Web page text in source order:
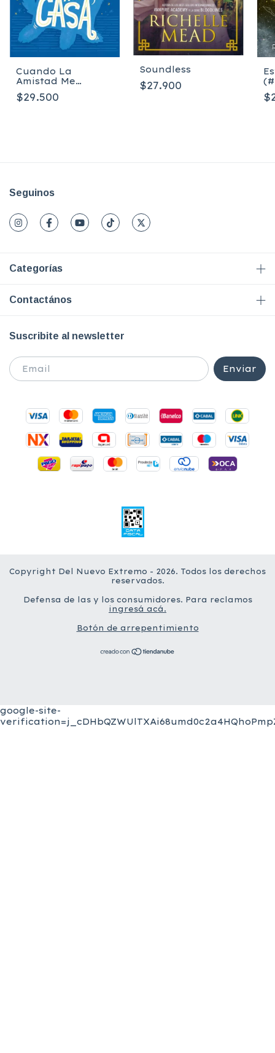
Cuando La
Amistad Me
Acompañó a Casa
- Griffin Paul
$29.500
Soundless
$27.900
Seguinos
Categorías
Contactános
Suscribite al newsletter
Copyright Del Nuevo Extremo - 2026. Todos los derechos
reservados.
Defensa de las y los consumidores. Para reclamos
ingresá acá.
Botón de arrepentimiento
google-site-